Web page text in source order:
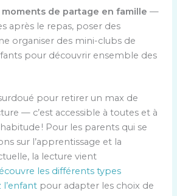
de partage en famille —
après le repas, poser des
organiser des mini-clubs de
pour découvrir ensemble des
pour retirer un max de
— c’est accessible à toutes et à
! Pour les parents qui se
sur l’apprentissage et la
la lecture vient
les différents types
l’enfant pour adapter les choix de